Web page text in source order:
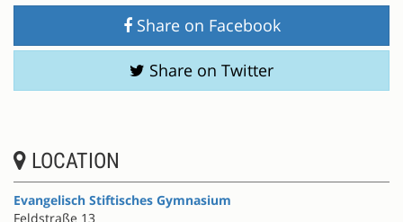
Share on Facebook
Share on Twitter
LOCATION
Evangelisch Stiftisches Gymnasium
Feldstraße 13